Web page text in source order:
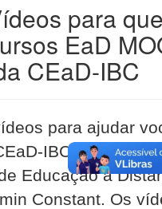
para
EaD
CEaD-IBC
para ajudar
IBC. A CEaD-
Educação a
Constant. Os